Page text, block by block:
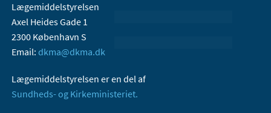
Lægemiddelstyrelsen
Axel Heides Gade 1
2300 København S
Email: dkma@dkma.dk
Lægemiddelstyrelsen er en del af
Sundheds- og Kirkeministeriet.